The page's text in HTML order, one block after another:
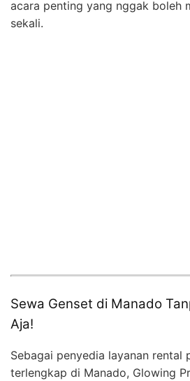
acara penting yang nggak boleh
sekali.
Sewa Genset di Manado
Aja!
Sebagai penyedia layanan rental
terlengkap di Manado, Glowing